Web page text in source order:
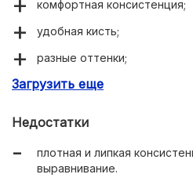
комфортная консистенция;
удобная кисть;
разные оттенки;
быстро сохнет;
не жжет, не вызывает
Загрузить еще
Недостатки
плотная и липкая
выравнивание.